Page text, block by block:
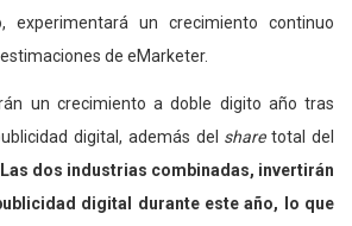
experimentará un crecimiento continuo
de eMarketer.
un crecimiento a doble digito año tras
digital, además del sharetotal del
Las dos industrias combinadas, invertirán
digital durante este año, lo que